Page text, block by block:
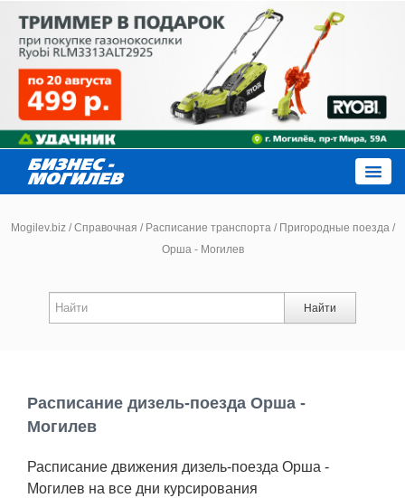
Новости
Работа
Афиша
Mogilev.biz / Справочная / Расписание транспорта / Пригородные поезда /
Орша - Могилев
Найти
Расписание дизель-поезда Орша -
Могилев
Расписание движения дизель-поезда Орша -
Могилев на все дни курсирования